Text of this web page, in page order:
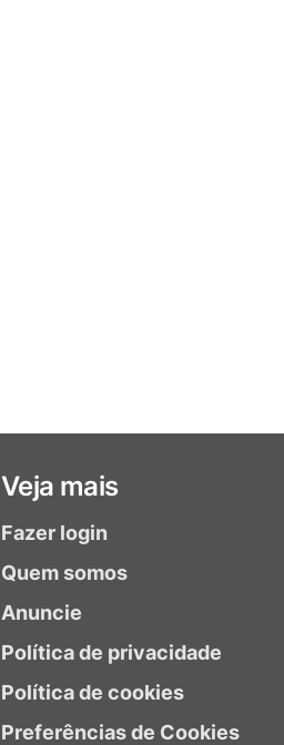
Veja mais
Fazer login
Quem somos
Anuncie
Política de privacidade
Política de cookies
Preferências de Cookies